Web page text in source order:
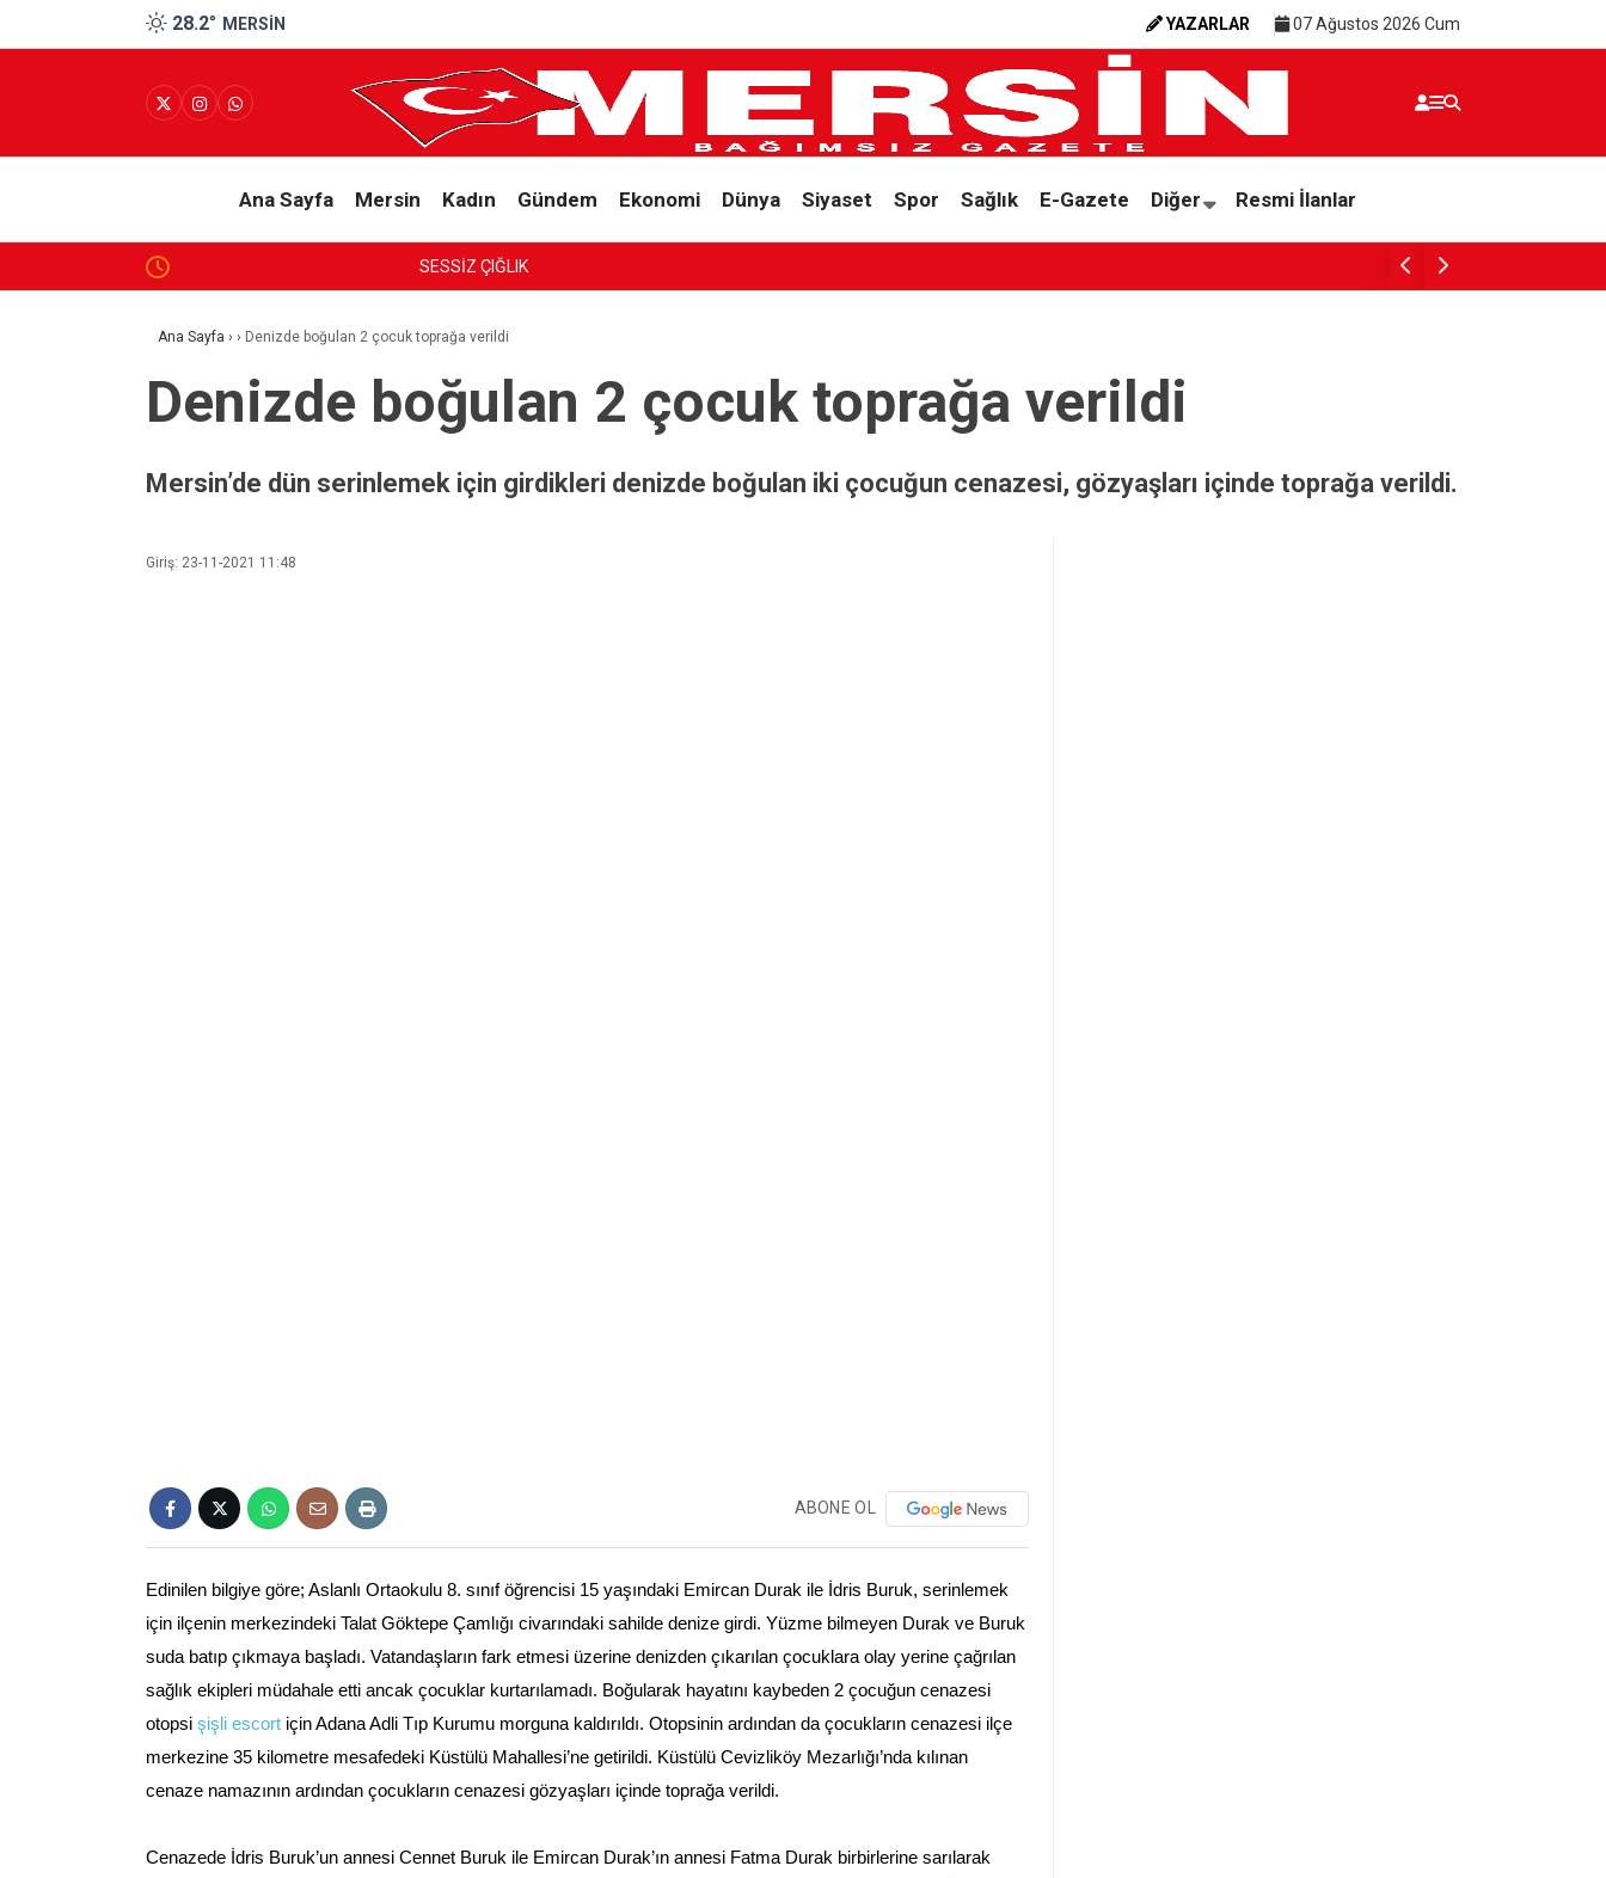
28.2° MERSIN YAZARLAR 07 Ağustos 2026 Cum
Ana Sayfa Mersin Kadın Gündem Ekonomi Dünya Siyaset Spor Sağlık E-Gazete Diğer Resmi İlanlar
PARANIN RENGİ İNSANIN ÜZERİNE
Ana Sayfa › › Denizde boğulan 2 çocuk toprağa verildi
Denizde boğulan 2 çocuk toprağa verildi
Mersin’de dün serinlemek için girdikleri denizde boğulan iki çocuğun cenazesi, gözyaşları içinde toprağa verildi.
Giriş: 23-11-2021 11:48
ABONE OL
Edinilen bilgiye göre; Aslanlı Ortaokulu 8. sınıf öğrencisi 15 yaşındaki Emircan Durak ile İdris Buruk, serinlemek
için ilçenin merkezindeki Talat Göktepe Çamlığı civarındaki sahilde denize girdi. Yüzme bilmeyen Durak ve Buruk
suda batıp çıkmaya başladı. Vatandaşların fark etmesi üzerine denizden çıkarılan çocuklara olay yerine çağrılan
sağlık ekipleri müdahale etti ancak çocuklar kurtarılamadı. Boğularak hayatını kaybeden 2 çocuğun cenazesi
otopsi şişli escort için Adana Adli Tıp Kurumu morguna kaldırıldı. Otopsinin ardından da çocukların cenazesi ilçe
merkezine 35 kilometre mesafedeki Küstülü Mahallesi’ne getirildi. Küstülü Cevizliköy Mezarlığı’nda kılınan
cenaze namazının ardından çocukların cenazesi gözyaşları içinde toprağa verildi.
Cenazede İdris Buruk’un annesi Cennet Buruk ile Emircan Durak’ın annesi Fatma Durak birbirlerine sarılarak